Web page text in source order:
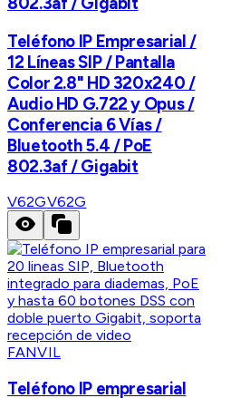
Teléfono IP Empresarial /
12 Líneas SIP / Pantalla
Color 2.8" HD 320x240 /
Audio HD G.722 y Opus /
Conferencia 6 Vías /
Bluetooth 5.4 / PoE
802.3af / Gigabit
V62GV62G
FANVIL
Teléfono IP empresarial